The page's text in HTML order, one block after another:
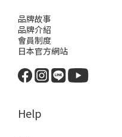
品牌故事
品牌介紹
會員制度
日本官方網站
Help